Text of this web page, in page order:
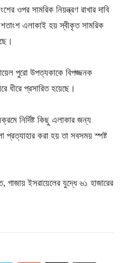
ওপর সামরিক নিয়ন্ত্রণ রাখার দাবি
এলাকাই হয় স্বীকৃত সামরিক
পুরো উপত্যকাকে বিপজ্জনক
ধীরে প্রসারিত হয়েছে।
নির্দিষ্ট কিছু এলাকার জন্য
প্রত্যাহার করা হয় তা সবসময় স্পষ্ট
গাজায় ইসরায়েলের যুদ্ধে ৬১ হাজারের